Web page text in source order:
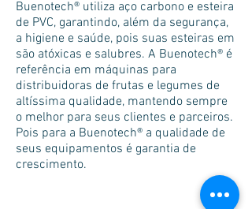
Buenotech® utiliza aço carbono e esteira
de PVC, garantindo, além da segurança,
a higiene e saúde, pois suas esteiras em
são atóxicas e salubres. A Buenotech® é
referência em máquinas para
distribuidoras de frutas e legumes de
altíssima qualidade, mantendo sempre
o melhor para seus clientes e parceiros.
Pois para a Buenotech® a qualidade de
seus equipamentos é garantia de
crescimento.